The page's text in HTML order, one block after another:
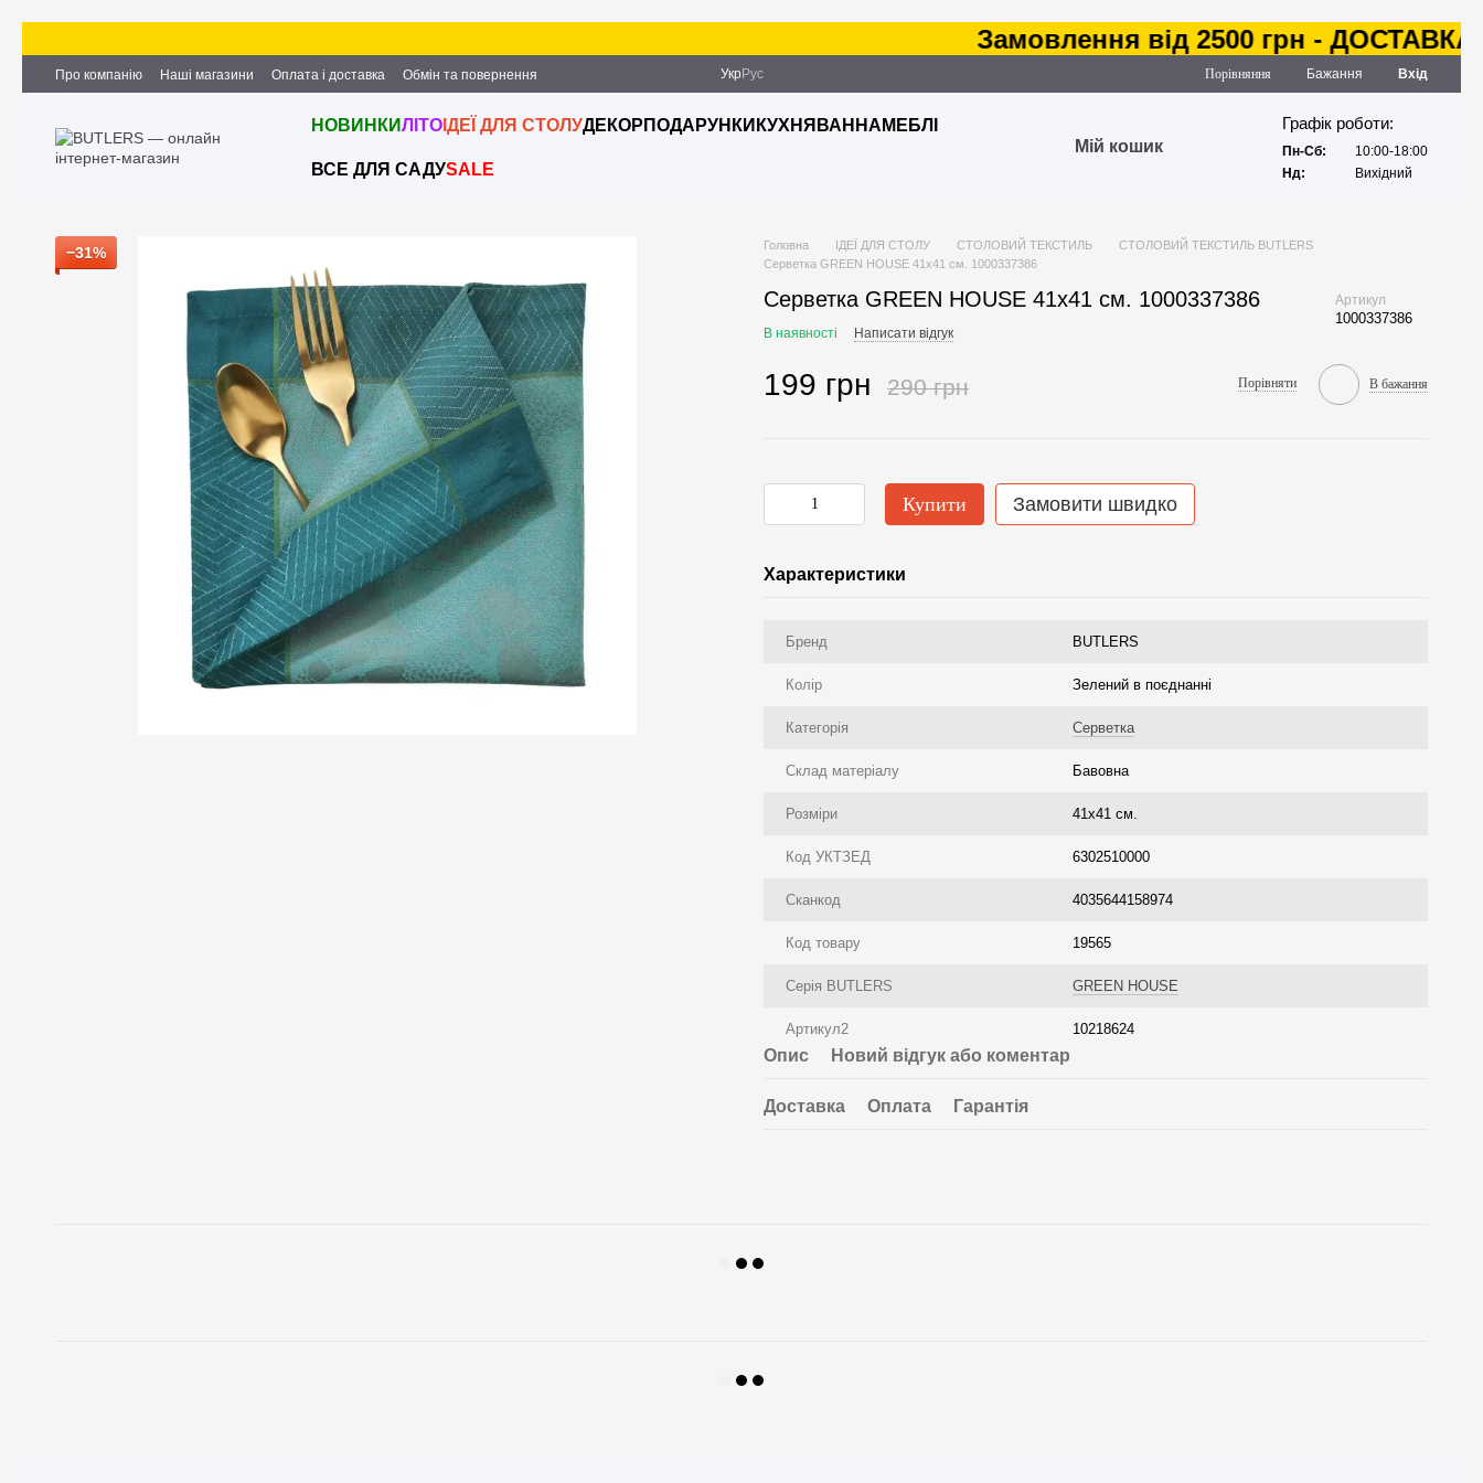
Замовлення від 2500 грн - ДОСТАВКА за
Про компанію Наші магазини Оплата і доставка
Обмін та повернення
Партнерство та співпраця
Вакансії Контактна інформація
Укр Рус Порівняння Бажання Вхід
НОВИНКИЛІТО ІДЕЇ ДЛЯ СТОЛУДЕКОР ПОДАРУНКИ КУХНЯ ВАННА МЕБЛІ
ВСЕ ДЛЯ САДУSALE
Мій кошик
Графік роботи:
Пн-Сб:
10:00-18:00
Нд:
Вихідний
−31% Головна ІДЕЇ ДЛЯ СТОЛУ СТОЛОВИЙ ТЕКСТИЛЬ
СТОЛОВИЙ ТЕКСТИЛЬ BUTLERS
Серветка GREEN HOUSE 41х41 см. 1000337386
Серветка GREEN HOUSE 41х41 см. 1000337386 Артикул
1000337386
В наявності Написати відгук
199 грн 290 грн Порівняти В бажання
Купити Замовити швидко
Характеристики
Бренд BUTLERS
Колір Зелений в поєднанні
Категорія Серветка
Склад матеріалу Бавовна
Розміри 41х41 см.
Код УКТЗЕД 6302510000
Сканкод 4035644158974
Код товару 19565
Серія BUTLERS GREEN HOUSE
Артикул2 10218624
Опис Новий відгук або коментар
Доставка Оплата Гарантія